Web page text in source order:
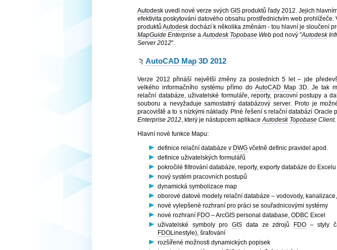
Autodesk uvedl nové verze svých GIS produktů řady 2012. Jejich
efektivita poskytování datového obsahu prostřednictvím web prohlížeče.
produktů Autodesk dochází k několika změnám - tou hlavní je sloučení
MapGuide Enterprise aAutodesk Topobase Web pod nový "Autodesk
Server 2012".
AutoCAD Map 3D 2012
Verze 2012 přináší největší změny za posledních 5 let – jde
velkého informačního systému přímo do AutoCAD Map 3D. Je tak
relační databáze, uživatelské formuláře, reporty, pracovní postupy a
souboru a nevyžaduje samostatný databázový server. Proto je
pracoviště a to s nízkými náklady. Plné řešení s relační databází Oracle
Enterprise 2012, který je nástupcem aplikaceAutodesk Topobase Client.
Hlavní nové funkce Mapu:
definice relační databáze v DWG včetně definic pravidel apod.
definice uživatelských formulářů
pokročilé filtrování databáze, reporty, exporty databáze do
nový systém pracovních postupů
dynamická symbolizace map
oborové datové modely relační databáze – vodovody,
nové vylepšené rozhraní pro práci se souřadnicovými systémy
nové rozhraní FDO – ArcGIS personal database, ODBC Excel
uživatelské symboly proGIS data ze zdrojů FDO – styly
FDOLinestyle), šrafování
rozšířené možnosti dynamických popisek